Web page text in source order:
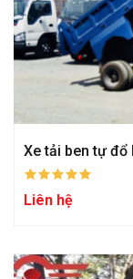
Xe tải ben tự đổ
Liên hệ